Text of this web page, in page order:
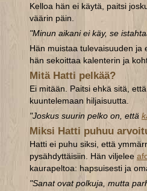
Kelloa hän ei käytä, paitsi
väärin päin.
"Minun aikani ei käy, se
Hän muistaa tulevaisuuden ja
hän sekoittaa kalenterin ja
Mitä Hatti pelkää?
Ei mitään. Paitsi ehkä sitä,
kuuntelemaan hiljaisuutta.
"Joskus suurin pelko on, että
Miksi Hatti puhuu
Hatti ei puhu siksi, että
pysähdyttäisiin. Hän viljelee
kaurapeltoa: hapsuisesti ja
"Sanat ovat polkuja, mutta